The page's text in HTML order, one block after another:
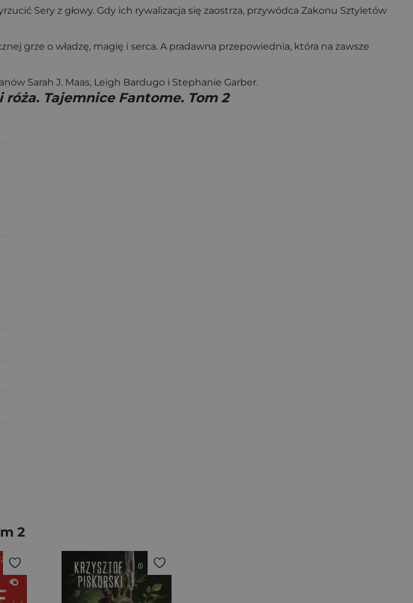
Sery z głowy. Gdy ich rywalizacja się zaostrza, przywódca Zakonu Sztyletów
grze o władzę, magię i serca. A pradawna przepowiednia, która na zawsze
Sarah J. Maas, Leigh Bardugo i Stephanie Garber.
Tajemnice Fantome. Tom 2
2